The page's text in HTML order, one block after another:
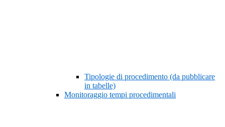
Tipologie di procedimento (da pubblicare
in tabelle)
Monitoraggio tempi procedimentali